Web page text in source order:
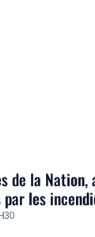
de la
les